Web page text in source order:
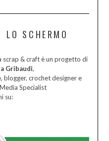
LO SCHERMO
scrap & craft è un progetto di
Gribaudi,
blogger, crochet designer e
Specialist
su: